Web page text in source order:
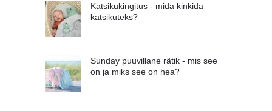
Katsikukingitus - mida kinkida
katsikuteks?
Sunday puuvillane rätik - mis see
on ja miks see on hea?